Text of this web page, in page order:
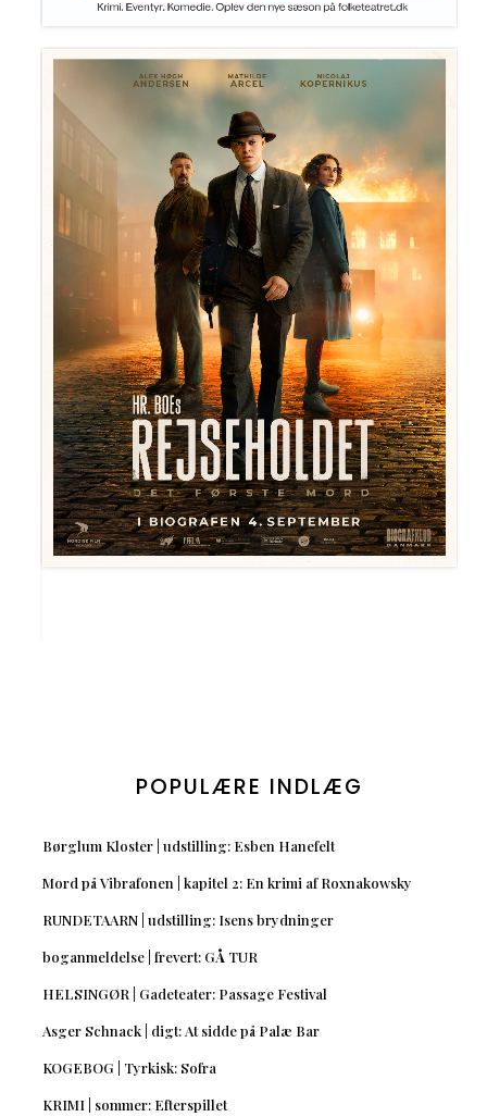
POPULÆRE INDLÆG
Børglum Kloster | udstilling: Esben Hanefelt
Mord på Vibrafonen | kapitel 2: En krimi af Roxnakowsky
RUNDETAARN | udstilling: Isens brydninger
boganmeldelse | frevert: GÅ TUR
HELSINGØR | Gadeteater: Passage Festival
Asger Schnack | digt: At sidde på Palæ Bar
KOGEBOG | Tyrkisk: Sofra
KRIMI | sommer: Efterspillet